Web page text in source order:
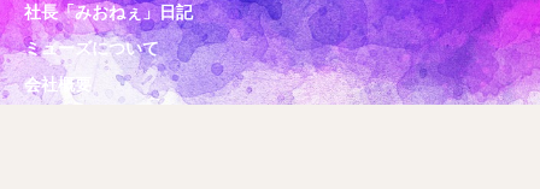
社長「みおねぇ」日記
ミューズについて
会社概要